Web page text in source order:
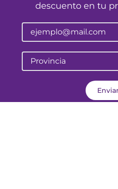
descuento en tu
Provincia